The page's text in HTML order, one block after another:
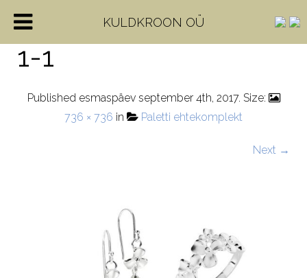
1-1
Published esmaspäev september 4th, 2017. Size:
736 × 736 in Paletti ehtekomplekt
Next →
KULDKROON OÜ